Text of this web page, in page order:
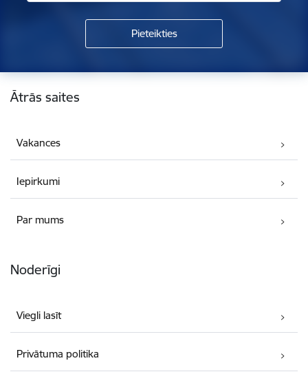
Kājene
Ātrās saites
Vakances
Iepirkumi
Par mums
Noderīgi
Viegli lasīt
Privātuma politika